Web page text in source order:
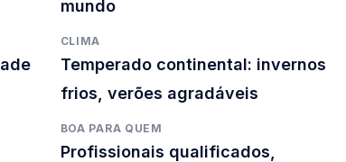
mundo
CLIMA
Temperado continental: invernos
frios, verões agradáveis
BOA PARA QUEM
Profissionais qualificados,